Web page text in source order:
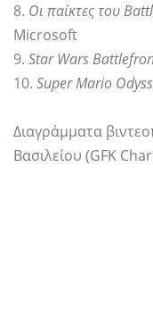
8. Οι παίκτες του
Microsoft
9. Star Wars
10. Super Mario
Διαγράμματα
Βασιλείου (GFK